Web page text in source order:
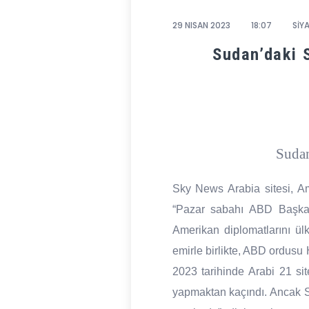
29 NISAN 2023 18:07
Sudan’daki
Sky News Arabia sitesi,
“Pazar sabahı ABD
Amerikan diplomatlarını
emirle birlikte, ABD ordusu
2023 tarihinde Arabi 21
yapmaktan kaçındı.